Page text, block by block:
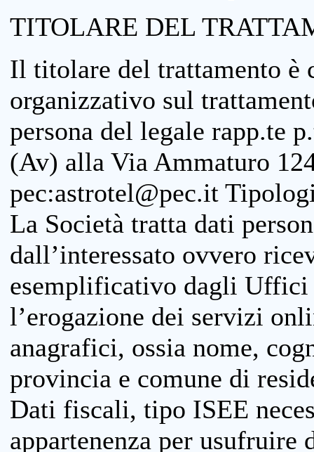
TITOLARE DEL
Il titolare del trattamento è
organizzativo sul
persona del legale rapp.te
(Av) alla Via Ammaturo
pec:astrotel@pec.it
La Società tratta dati
dall’interessato ovvero
esemplificativo dagli
l’erogazione dei servizi
anagrafici, ossia nome,
provincia e comune di
Dati fiscali, tipo ISEE
appartenenza per